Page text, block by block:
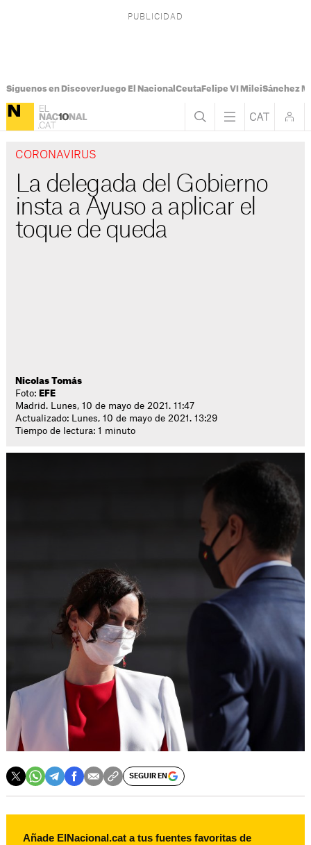
Síguenos en DiscoverJuego El Nacional CeutaFelipe VI MileiSánchez
CORONAVIRUS
La delegada del Gobierno
insta a Ayuso a aplicar el
toque de queda
Nicolas Tomás
Foto: EFE
Madrid. Lunes, 10 de mayo de 2021. 11:47
Actualizado: Lunes, 10 de mayo de 2021. 13:29
Tiempo de lectura: 1 minuto
SEGUIR EN
Añade ElNacional.cat a tus fuentes favoritas de